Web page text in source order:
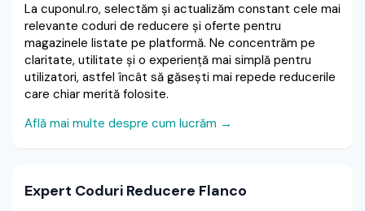
La cuponul.ro, selectăm și actualizăm constant cele mai
relevante coduri de reducere și oferte pentru
magazinele listate pe platformă. Ne concentrăm pe
claritate, utilitate și o experiență mai simplă pentru
utilizatori, astfel încât să găsești mai repede reducerile
care chiar merită folosite.
Află mai multe despre cum lucrăm →
Expert Coduri Reducere Flanco